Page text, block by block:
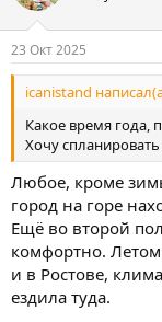
23 Окт 2025
icanistand
Какое время года,
Хочу спланировать
Любое, кроме
город на горе
Ещё во второй
комфортно.
и в Ростове,
ездила туда.